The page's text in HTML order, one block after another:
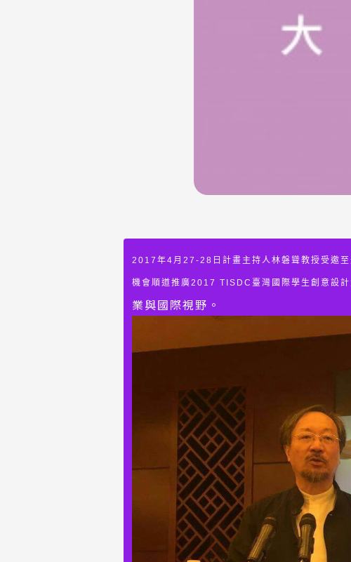
2017年4月27-28日計畫主持人林磐聳教授受邀
機會順道推廣2017 TISDC臺灣國際學生創意設
業與國際視野。